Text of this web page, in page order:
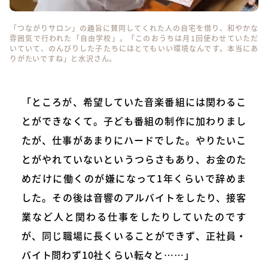
「つながりサロン」の趣旨に賛同してくれた人の自宅を借り、和やかな
雰囲気で行われた「自由学校」。「このおうちは月1回使わせていただ
いていて、のんびりした子たちにはとてもいい環境なんです。本当にあ
りがたいですね」と水沢さん。
「ところが、希望していた音楽番組には関わるこ
とができなくて。子ども番組の制作に加わりまし
たが、仕事があまりにハードでした。やりたいこ
とがやれていないというつらさもあり、お金のた
めだけに働くのが嫌になって1年くらいで辞めま
した。その後は音響のアルバイトをしたり、接客
業など人と関わる仕事をしたりしていたのです
が、同じ職場に長くいることができず、正社員・
バイト問わず10社くらい転々と……」